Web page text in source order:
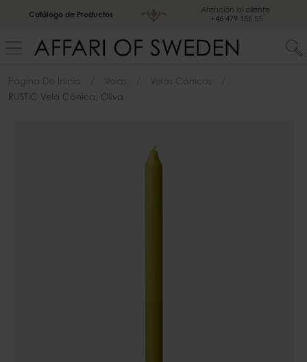
Catálogo de Productos
Atención al cliente
+46 479 155 55
Página De Inicio Velas
Velas Cónicas
RUSTIC Vela Cónica, Oliva